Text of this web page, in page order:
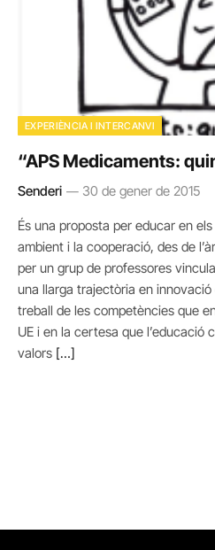
EXPERIÈNCIA I INTERCANVI
“APS Medicaments:
Senderi 30 de gener de 2015
És una proposta per educar en
ambient i la cooperació, des de
per un grup de professores
una llarga trajectòria en
treball de les competències que
UE i en la certesa que
valors […]